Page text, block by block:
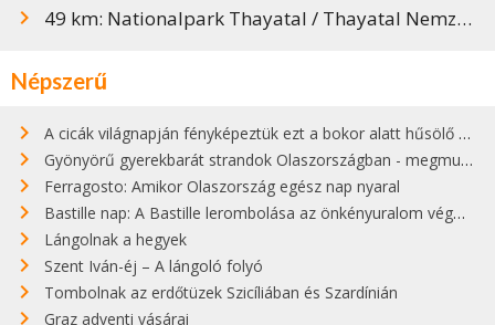
49 km: Nationalpark Thayatal / Thayatal Nemzeti Park
Népszerű
A cicák világnapján fényképeztük ezt a bokor alatt hűsölő cicát Kisorosziban
Gyönyörű gyerekbarát strandok Olaszországban - megmutatjuk a 15 legjobbat
Ferragosto: Amikor Olaszország egész nap nyaral
Bastille nap: A Bastille lerombolása az önkényuralom végét jelentette
Lángolnak a hegyek
Szent Iván-éj – A lángoló folyó
Tombolnak az erdőtüzek Szicíliában és Szardínián
Graz adventi vásárai